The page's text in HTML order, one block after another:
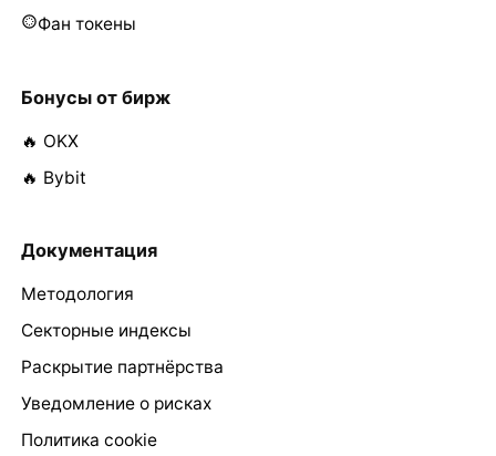
Фан токены
Бонусы от бирж
🔥 OKX
🔥 Bybit
Документация
Методология
Секторные индексы
Раскрытие партнёрства
Уведомление о рисках
Политика cookie